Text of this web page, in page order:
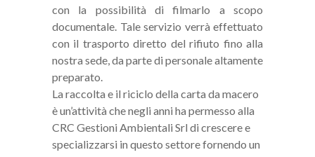
con la possibilità di filmarlo a scopo
documentale. Tale servizio verrà effettuato
con il trasporto diretto del rifiuto fino alla
nostra sede, da parte di personale altamente
preparato.
La raccolta e il riciclo della carta da macero
è un’attività che negli anni ha permesso alla
CRC Gestioni Ambientali Srl di crescere e
specializzarsi in questo settore fornendo un